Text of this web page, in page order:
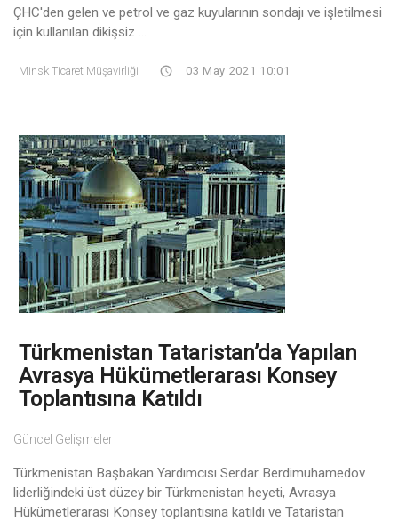
ÇHC'den gelen ve petrol ve gaz kuyularının sondajı ve işletilmesi
için kullanılan dikişsiz ...
Minsk Ticaret Müşavirliği 03 May 2021 10:01
Türkmenistan Tataristan’da Yapılan
Avrasya Hükümetlerarası Konsey
Toplantısına Katıldı
Güncel Gelişmeler
Türkmenistan Başbakan Yardımcısı Serdar Berdimuhamedov
liderliğindeki üst düzey bir Türkmenistan heyeti, Avrasya
Hükümetlerarası Konsey toplantısına katıldı ve Tataristan